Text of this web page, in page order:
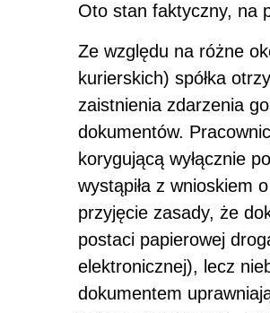
Oto stan faktyczny, na
Ze względu na różne
kurierskich) spółka
zaistnienia zdarzenia
dokumentów.
korygującą wyłącznie
wystąpiła z wnioskiem
przyjęcie zasady, że
postaci papierowej
elektronicznej), lecz
dokumentem